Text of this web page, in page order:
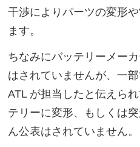
干渉によりパーツの変形
ます。
ちなみにバッテリーメー
はされていませんが、一
ATL が担当したと伝えら
テリーに変形、もしくは
ん公表はされていません。